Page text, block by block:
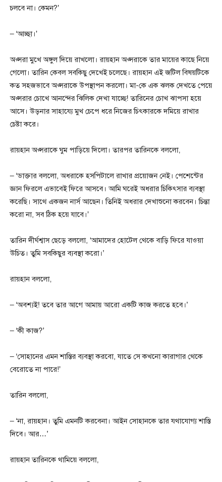
চলবে না। কেমন?’
– ‘আচ্ছা।’
অপ্সরা মুখে অঙ্গুল দিয়ে রাখলো। রায়হান অপ্সরাকে তার মায়ের কাছে নিয়ে
গেলো। তারিন কেবল সবকিছু দেখেই চলেছে। রায়হান এই জটিল বিষয়টিকে
কত সহজভাবে অপ্সরাকে উপস্থাপন করলো। মা-কে এক ঝলক দেখতে পেয়ে
অপ্সরার চোখে আনন্দের ঝিলিক দেখা যাচ্ছে! তারিনের চোখ ঝাপসা হয়ে
আসে। উড়নার সাহায্যে মুখ চেপে ধরে নিজের চিৎকারকে দমিয়ে রাখার
চেষ্টা করে।
রায়হান অপ্সরাকে ঘুম পাড়িয়ে দিলো। তারপর তারিনকে বললো,
– ‘ডাক্তার বললো, অধরাকে হসপিটালে রাখার প্রয়োজন নেই। পেশেন্টের
জ্ঞান ফিরলে এভাবেই ফিরে আসবে। আমি ঘরেই অধরার চিকিৎসার ব্যবস্থা
করেছি। সাথে একজন নার্স আছেন। তিনিই অধরার দেখাশুনো করবেন। চিন্তা
করো না, সব ঠিক হয়ে যাবে।’
তারিন দীর্ঘশ্বাস ছেড়ে বললো, ‘আমাদের হোটেল থেকে বাড়ি ফিরে যাওয়া
উচিত। তুমি সবকিছুর ব্যবস্থা করো।’
রায়হান বললো,
– ‘অবশ্যই! তবে তার আগে আমায় আরো একটি কাজ করতে হবে।’
– ‘কী কাজ?’
– ‘সোহানের এমন শাস্তির ব্যবস্থা করবো, যাতে সে কখনো কারাগার থেকে
বেরোতে না পারে!’
তারিন বললো,
– ‘না, রায়হান। তুমি এমনটি করবেনা। আইন সোহানকে তার যথাযোগ্য শাস্তি
দিবে। আর…’
রায়হান তারিনকে থামিয়ে বললো,